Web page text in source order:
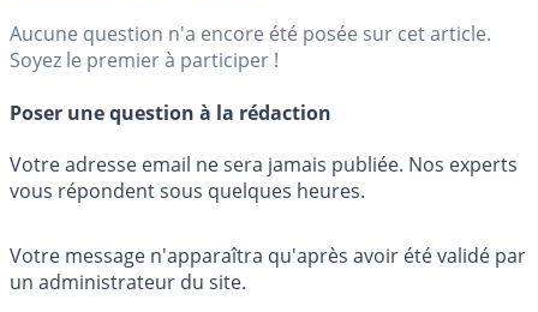
Aucune question n'a encore été posée sur cet article.
Soyez le premier à participer !
Poser une question à la rédaction
Votre adresse email ne sera jamais publiée. Nos experts
vous répondent sous quelques heures.
Votre message n'apparaîtra qu'après avoir été validé par
un administrateur du site.